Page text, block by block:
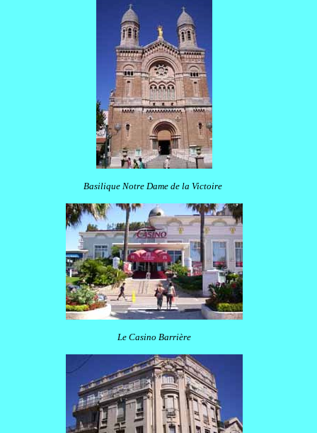
Basilique Notre Dame de la Victoire
Le Casino Barrière